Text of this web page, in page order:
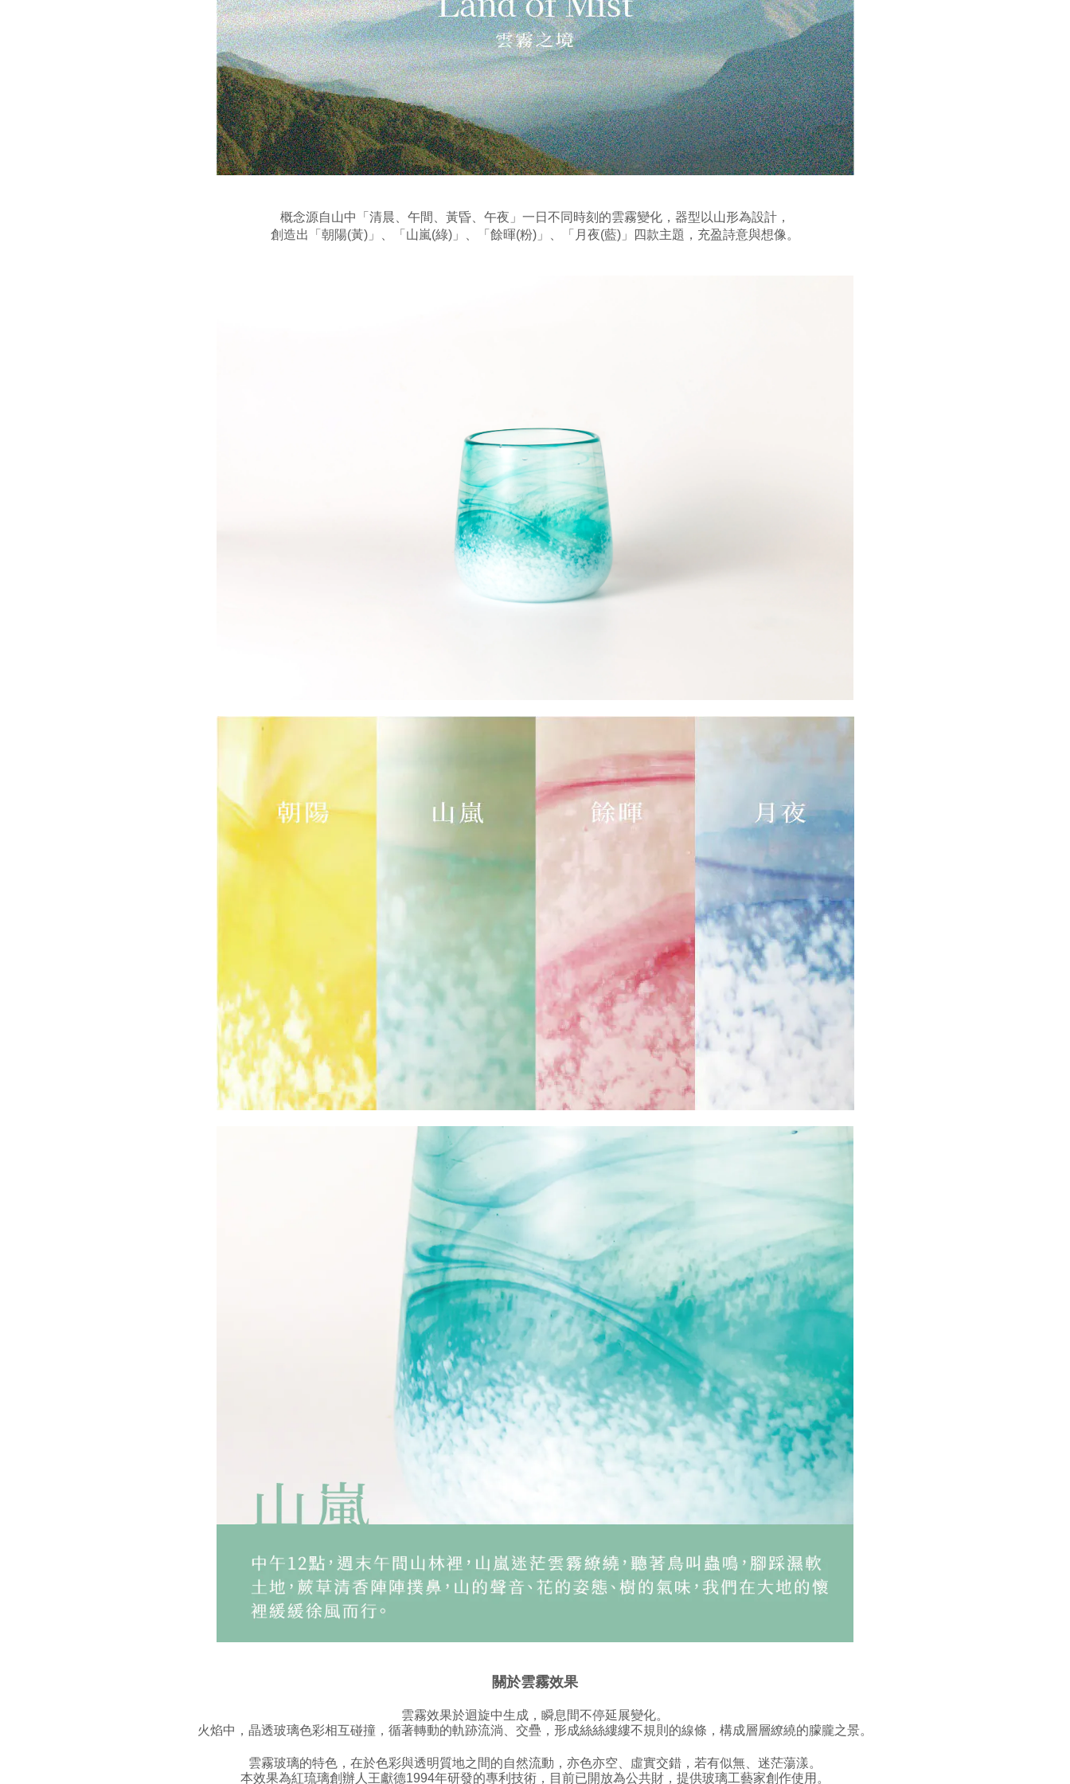
概念源自山中「清晨、午間、黃昏、午夜」一日不同時刻的雲霧變化， 器型以山形為設計，
創造出「朝陽(黃)」、「山嵐(綠)」、「餘暉(粉)」、「月夜(藍)」四款主題，充盈詩意與想像。
關於雲霧效果
雲霧效果於迴旋中生成，瞬息間不停延展變化。
火焰中，晶透玻璃色彩相互碰撞，循著轉動的軌跡流淌、交疊，形成絲絲縷縷不規則的線條，構成層層繚繞的朦朧之景。
雲霧玻璃的特色，在於色彩與透明質地之間的自然流動，亦色亦空、虛實交錯，若有似無、迷茫蕩漾。
本效果為紅琉璃創辦人王獻德1994年研發的專利技術，目前已開放為公共財，提供玻璃工藝家創作使用。